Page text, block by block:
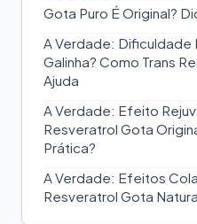
Gota Puro É Original?
A Verdade: Dificuldade
Galinha? Como Trans
Ajuda
A Verdade: Efeito
Resveratrol Gota
Prática?
A Verdade: Efeitos
Resveratrol Gota